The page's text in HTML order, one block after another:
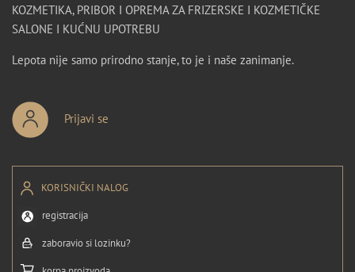
KOZMETIKA, PRIBOR I OPREMA ZA FRIZERSKE I KOZMETIČKE
SALONE I KUĆNU UPOTREBU
Lepota nije samo prirodno stanje, to je i naše zanimanje.
Prijavi se
KORISNIČKI NALOG
registracija
zaboravio si lozinku?